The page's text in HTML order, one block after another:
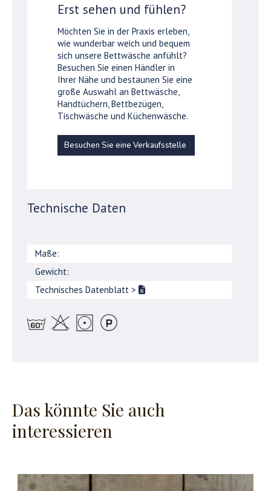
Erst sehen und fühlen?
Möchten Sie in der Praxis erleben,
wie wunderbar weich und bequem
sich unsere Bettwäsche anfühlt?
Besuchen Sie einen Händler in
Ihrer Nähe und bestaunen Sie eine
große Auswahl an Bettwäsche,
Handtüchern, Bettbezügen,
Tischwäsche und Küchenwäsche.
Besuchen Sie eine Verkaufsstelle
Technische Daten
Maße:
Gewicht:
Technisches Datenblatt >
Das könnte Sie auch
interessieren